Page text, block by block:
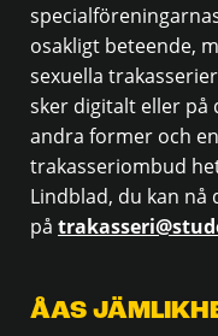
osakligt beteende,
sexuella
sker digitalt eller på
andra former och
trakasseriombud
Lindblad, du kan nå
på
ÅAS